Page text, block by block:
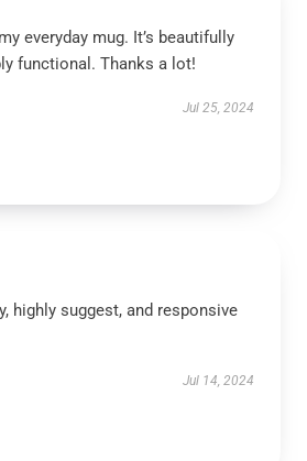
everyday mug. It’s beautifully
functional. Thanks a lot!
Jul 25, 2024
highly suggest, and responsive
Jul 14, 2024